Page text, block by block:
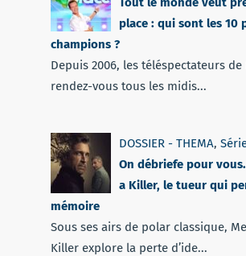
place : qui sont les 10
champions ?
Depuis 2006, les téléspectateurs de
rendez-vous tous les midis...
DOSSIER - THEMA,
On débriefe pour
a Killer, le tueur qui
mémoire
Sous ses airs de polar classique,
Killer explore la perte d’ide...